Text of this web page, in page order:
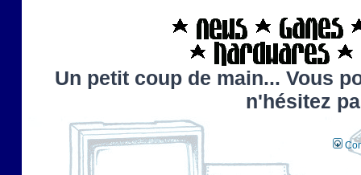
Un petit coup de main... Vous
n'hésitez